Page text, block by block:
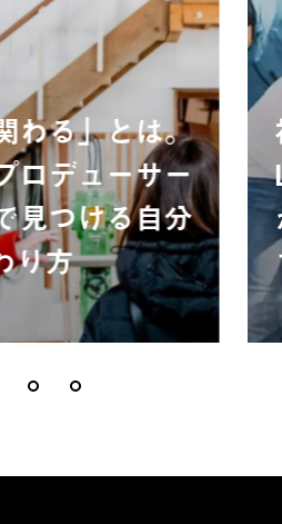
わる」とは。
ロデューサー
見つける自分
り方